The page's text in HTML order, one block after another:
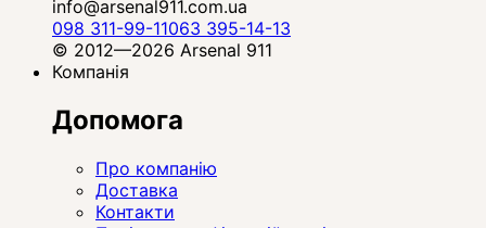
info@arsenal911.com.ua
098 311-99-11063 395-14-13
© 2012—2026 Arsenal 911
Компанія
Допомога
Про компанію
Доставка
Контакти